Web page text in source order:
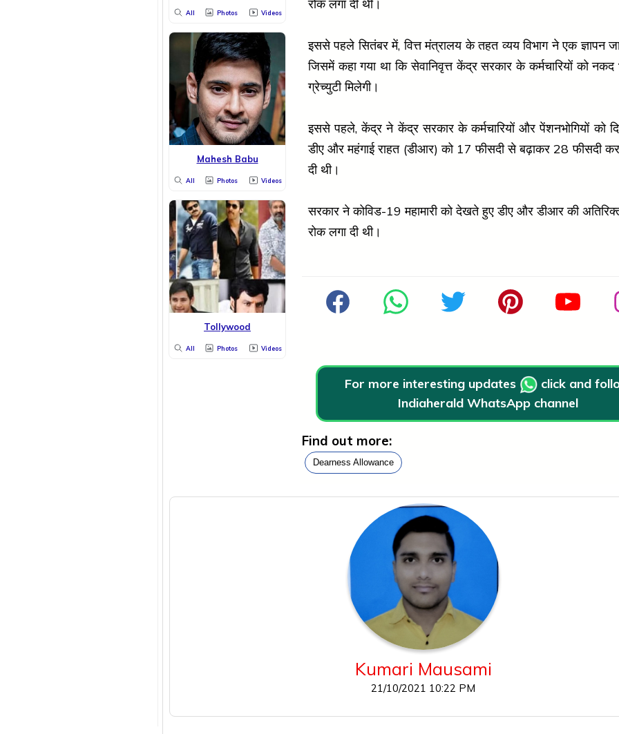
All Photos Videos
Mahesh Babu
All Photos Videos
Tollywood
All Photos Videos
रोक लगा दी थी।
इससे पहले सितंबर में, वित्त मंत्रालय के तहत व्यय विभाग ने एक ज्ञापन
जिसमें कहा गया था कि सेवानिवृत्त केंद्र सरकार के कर्मचारियों को
ग्रेच्युटी मिलेगी।
इससे पहले, केंद्र ने केंद्र सरकार के कर्मचारियों और पेंशनभोगियों को
डीए और महंगाई राहत (डीआर) को 17 फीसदी से बढ़ाकर 28 फीसदी
दी थी।
सरकार ने कोविड-19 महामारी को देखते हुए डीए और डीआर की
रोक लगा दी थी।
For more interesting updates
click and
Indiaherald WhatsApp channel
Find out more:
Dearness Allowance
Kumari Mausami
21/10/2021 10:22 PM